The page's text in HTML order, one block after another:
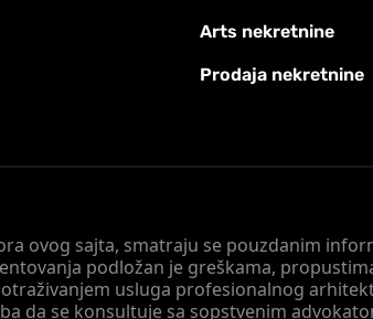
ovog sajta, smatraju se pouzdanim
podložan je greškama,
usluga profesionalnog
da se konsultuje sa sopstvenim
Arts nekretnine
Prodaja nekretnine